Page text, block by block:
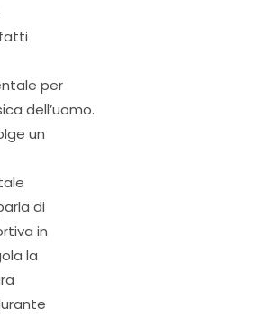
per
dell’uomo.
un
di
in
la